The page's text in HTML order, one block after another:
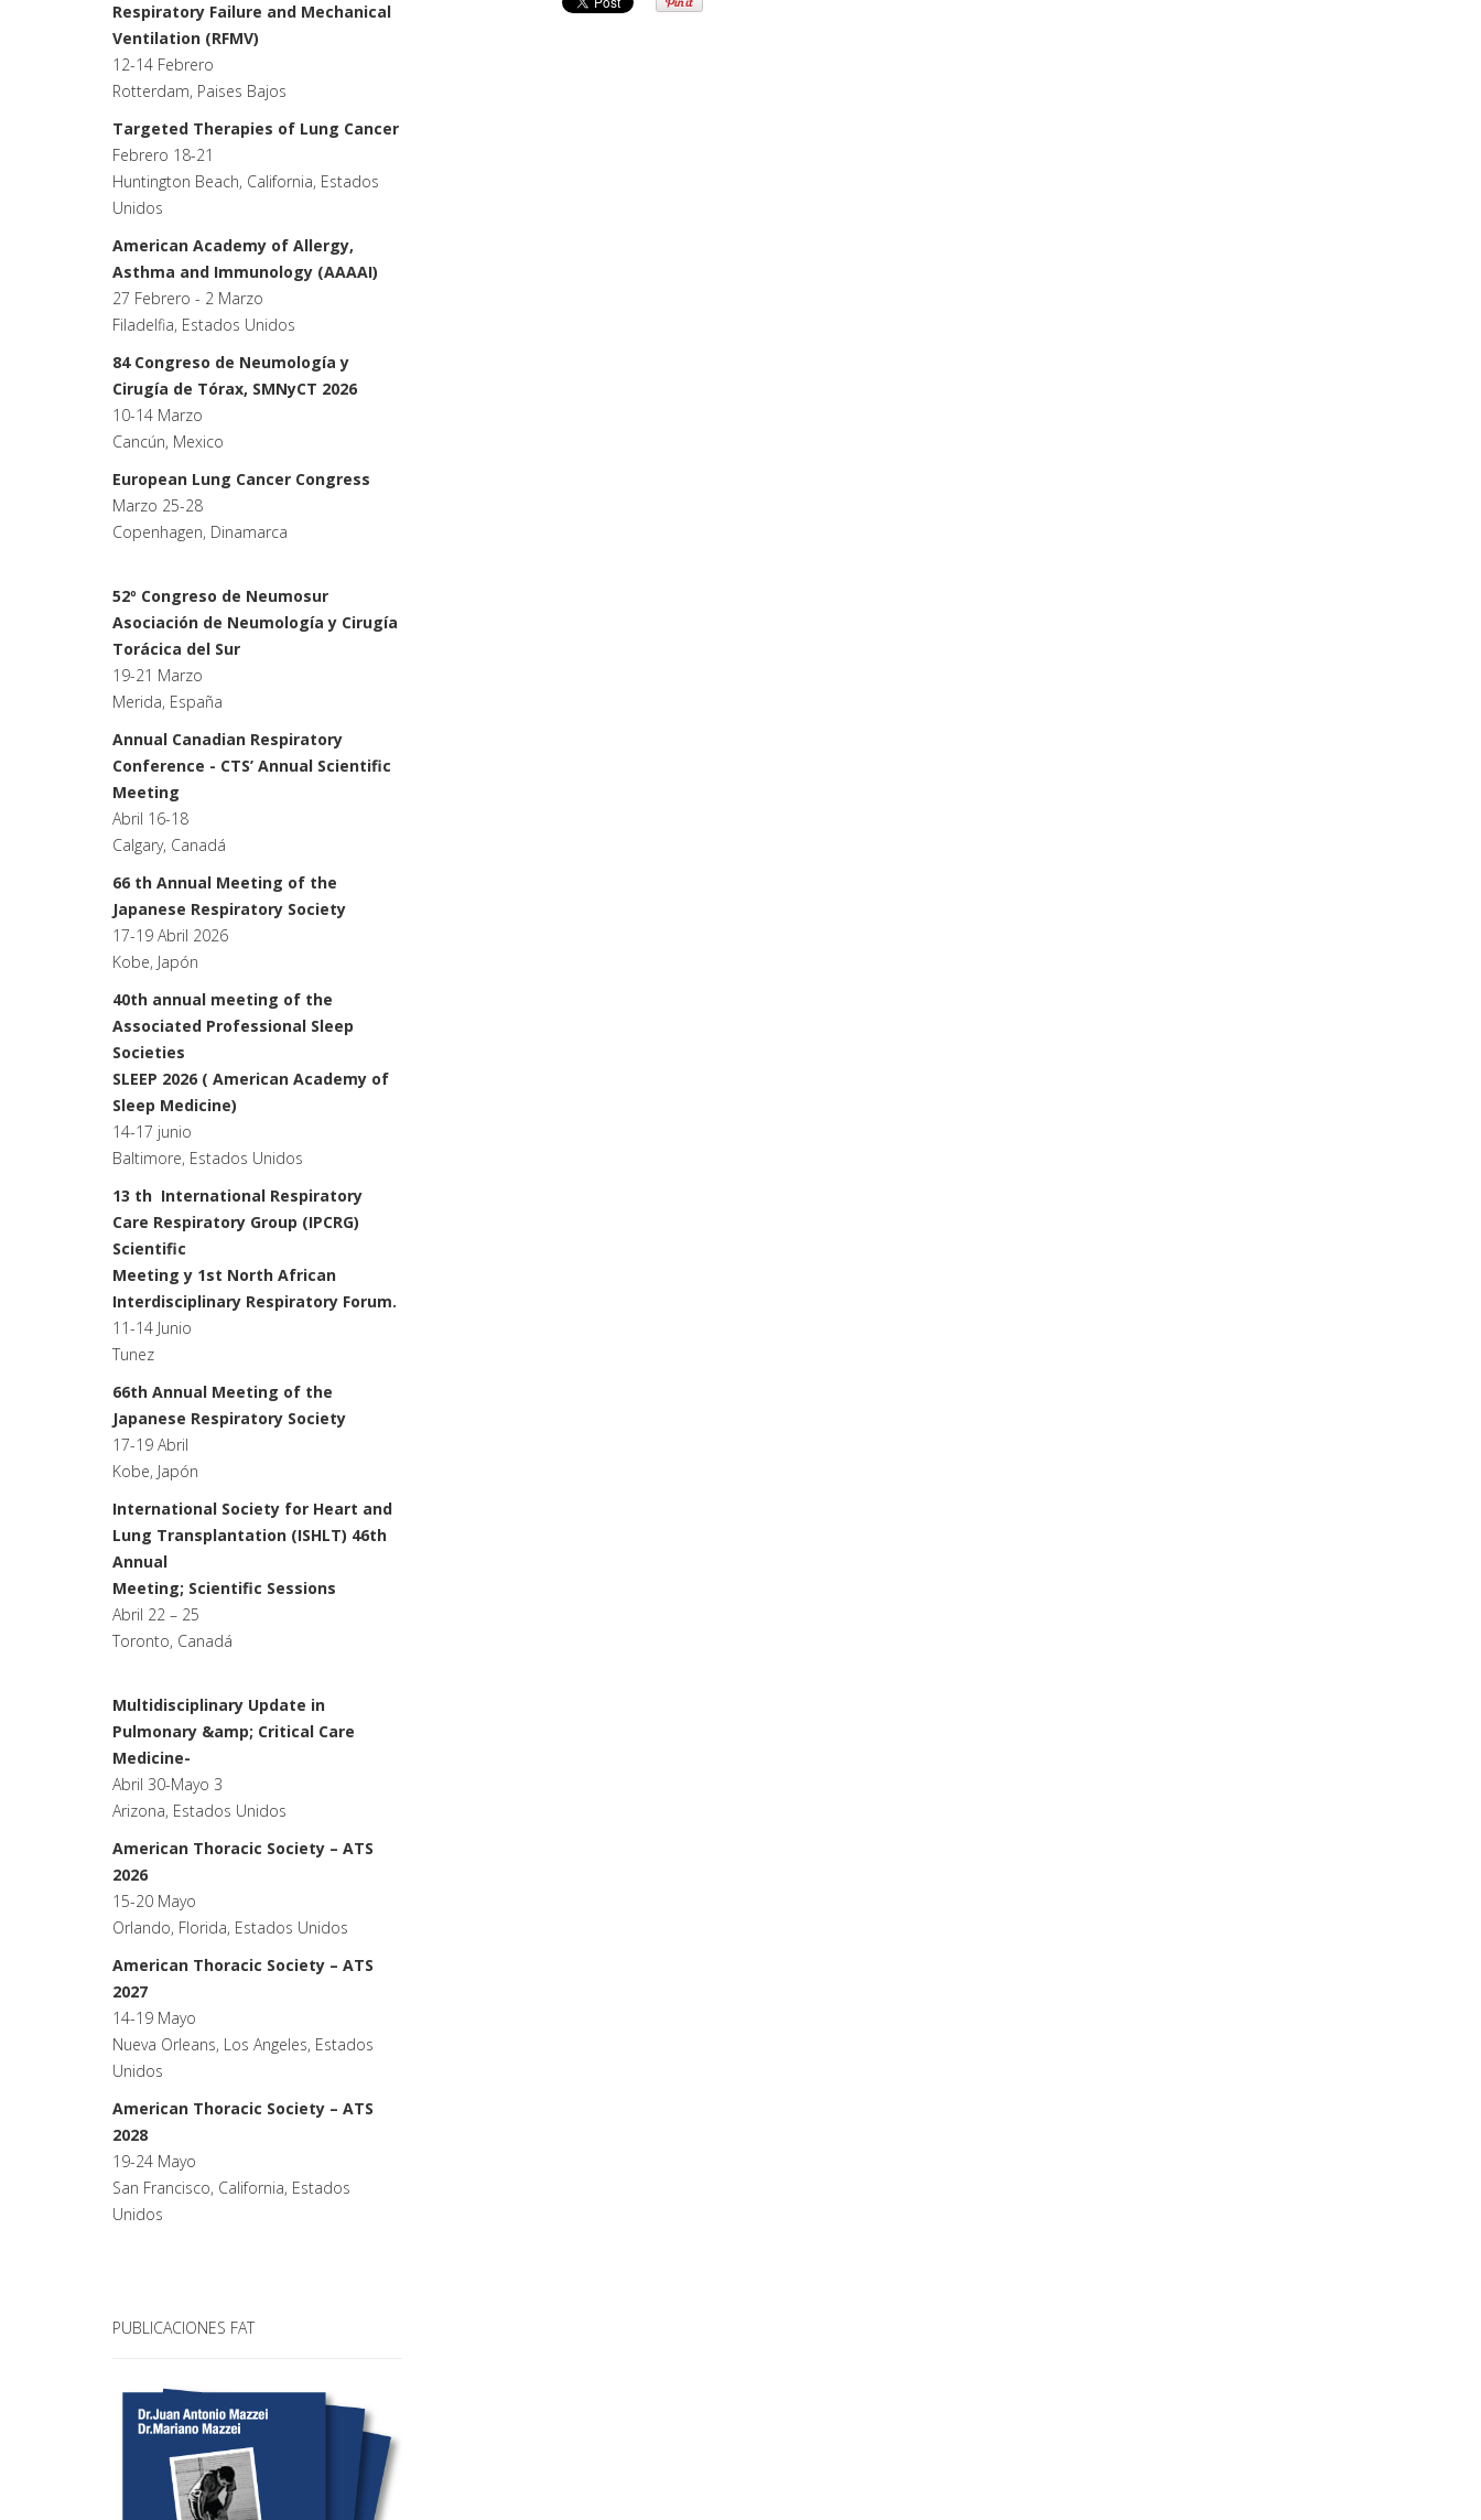
Respiratory Failure and Mechanical
Ventilation (RFMV)
12-14 Febrero
Rotterdam, Paises Bajos
Targeted Therapies of Lung Cancer
Febrero 18-21
Huntington Beach, California, Estados
Unidos
American Academy of Allergy,
Asthma and Immunology (AAAAI)
27 Febrero - 2 Marzo
Filadelfia, Estados Unidos
84 Congreso de Neumología y
Cirugía de Tórax, SMNyCT 2026
10-14 Marzo
Cancún, Mexico
European Lung Cancer Congress
Marzo 25-28
Copenhagen, Dinamarca
52º Congreso de Neumosur
Asociación de Neumología y Cirugía
Torácica del Sur
19-21 Marzo
Merida, España
Annual Canadian Respiratory
Conference - CTS’ Annual Scientific
Meeting
Abril 16-18
Calgary, Canadá
66 th Annual Meeting of the
Japanese Respiratory Society
17-19 Abril 2026
Kobe, Japón
40th annual meeting of the
Associated Professional Sleep
Societies
SLEEP 2026 ( American Academy of
Sleep Medicine)
14-17 junio
Baltimore, Estados Unidos
13 th International Respiratory
Care Respiratory Group (IPCRG)
Scientific
Meeting y 1st North African
Interdisciplinary Respiratory Forum.
11-14 Junio
Tunez
66th Annual Meeting of the
Japanese Respiratory Society
17-19 Abril
Kobe, Japón
International Society for Heart and
Lung Transplantation (ISHLT) 46th
Annual
Meeting; Scientific Sessions
Abril 22 – 25
Toronto, Canadá
Multidisciplinary Update in
Pulmonary &amp; Critical Care
Medicine-
Abril 30-Mayo 3
Arizona, Estados Unidos
American Thoracic Society – ATS
2026
15-20 Mayo
Orlando, Florida, Estados Unidos
American Thoracic Society – ATS
2027
14-19 Mayo
Nueva Orleans, Los Angeles, Estados
Unidos
American Thoracic Society – ATS
2028
19-24 Mayo
San Francisco, California, Estados
Unidos
PUBLICACIONES FAT